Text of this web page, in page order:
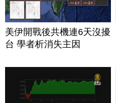
美伊開戰後共機連6天沒擾
台 學者析消失主因